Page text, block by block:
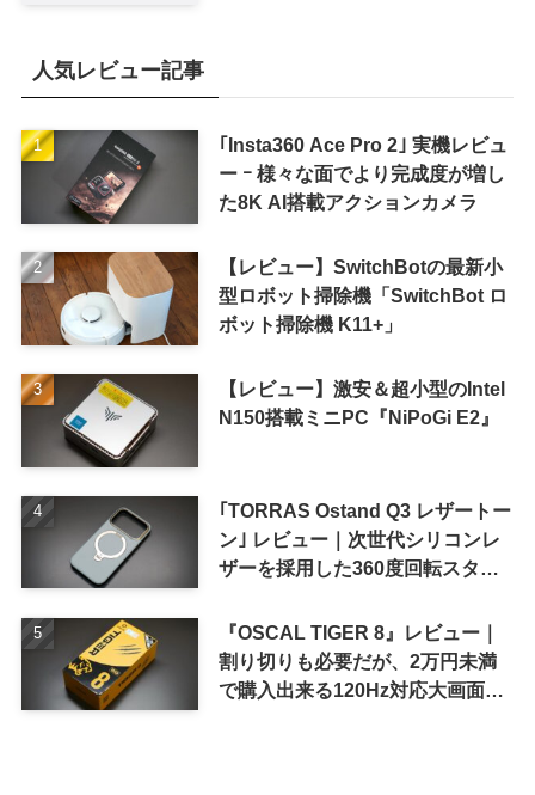
人気レビュー記事
｢Insta360 Ace Pro 2｣ 実機レビュ
ー ｰ 様々な面でより完成度が増し
た8K AI搭載アクションカメラ
【レビュー】SwitchBotの最新小
型ロボット掃除機「SwitchBot ロ
ボット掃除機 K11+」
【レビュー】激安＆超小型のIntel
N150搭載ミニPC『NiPoGi E2』
｢TORRAS Ostand Q3 レザートー
ン｣ レビュー｜次世代シリコンレ
ザーを採用した360度回転スタン
『OSCAL TIGER 8』レビュー｜
割り切りも必要だが、2万円未満
で購入出来る120Hz対応大画面ス